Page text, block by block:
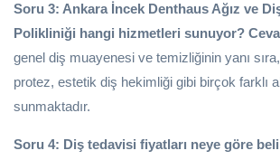
Soru 3: Ankara İncek Denthaus Ağız ve Diş
Polikliniği hangi hizmetleri sunuyor?
genel diş muayenesi ve temizliğinin yanı
protez, estetik diş hekimliği gibi birçok farklı
sunmaktadır.
Soru 4: Diş tedavisi fiyatları neye göre